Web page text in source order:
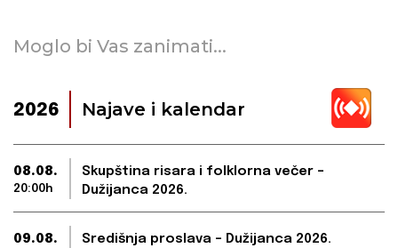
Moglo bi Vas zanimati...
2026 Najave i kalendar
08.08.
20:00h
Skupština risara i folklorna večer –
Dužijanca 2026.
09.08. Središnja proslava – Dužijanca 2026.